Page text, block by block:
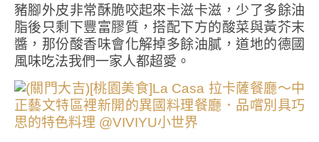
豬腳外皮非常酥脆咬起來卡滋卡滋，少了多餘油
脂後只剩下豐富膠質，搭配下方的酸菜與黃芥末
醬，那份酸香味會化解掉多餘油膩，道地的德國
風味吃法我們一家人都超愛。